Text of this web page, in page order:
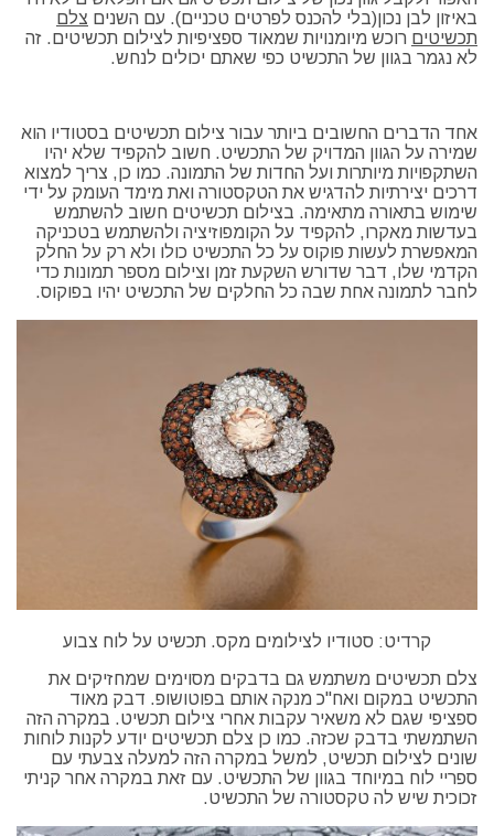
באיזון לבן נכון(בלי להכנס לפרטים טכניים). עם השנים צלם
תכשיטים רוכש מיומנויות שמאוד ספציפיות לצילום תכשיטים. זה
לא נגמר בגוון של התכשיט כפי שאתם יכולים לנחש.
אחד הדברים החשובים ביותר עבור צילום תכשיטים בסטודיו הוא
שמירה על הגוון המדויק של התכשיט. חשוב להקפיד שלא יהיו
השתקפויות מיותרות ועל החדות של התמונה. כמו כן, צריך למצוא
דרכים יצירתיות להדגיש את הטקסטורה ואת מימד העומק על ידי
שימוש בתאורה מתאימה. בצילום תכשיטים חשוב להשתמש
בעדשות מאקרו, להקפיד על הקומפוזיציה ולהשתמש בטכניקה
המאפשרת לעשות פוקוס על כל התכשיט כולו ולא רק על החלק
הקדמי שלו, דבר שדורש השקעת זמן וצילום מספר תמונות כדי
לחבר לתמונה אחת שבה כל החלקים של התכשיט יהיו בפוקוס.
קרדיט: סטודיו לצילומים מקס. תכשיט על לוח צבוע
צלם תכשיטים משתמש גם בדבקים מסוימים שמחזיקים את
התכשיט במקום ואח"כ מנקה אותם בפוטושופ. דבק מאוד
ספציפי שגם לא משאיר עקבות אחרי צילום תכשיט. במקרה הזה
השתמשתי בדבק שכזה. כמו כן צלם תכשיטים יודע לקנות לוחות
שונים לצילום תכשיט, למשל במקרה הזה למעלה צבעתי עם
ספריי לוח במיוחד בגוון של התכשיט. עם זאת במקרה אחר קניתי
זכוכית שיש לה טקסטורה של התכשיט.